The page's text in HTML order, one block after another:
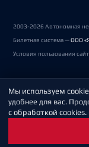
2003-2026 Автономная
Билетная система —ООО
Условия пользования
Политика обработки
Пользовательское
Мы используем
удобнее для вас.
с обработкой cookies.